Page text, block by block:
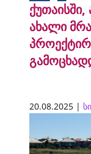
ახალი
20.08.2025 |